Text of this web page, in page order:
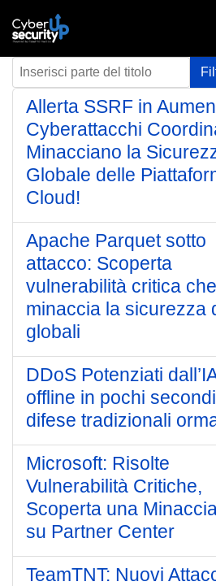
Inserisci parte del titolo
Allerta SSRF in
Cyberattacchi
Minacciano la
Globale delle
Cloud!
Apache Parquet sotto
attacco: Scoperta
vulnerabilità critica che
minaccia la sicurezza
globali
DDoS Potenziati
offline in pochi
difese tradizionali
Microsoft: Risolte
Vulnerabilità Critiche,
Scoperta una
su Partner Center
TeamTNT: Nuovi